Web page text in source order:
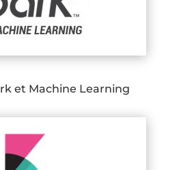
et Machine Learning